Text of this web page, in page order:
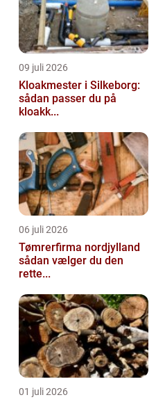
09 juli 2026
Kloakmester i Silkeborg:
sådan passer du på
kloakk...
06 juli 2026
Tømrerfirma nordjylland
sådan vælger du den
rette...
01 juli 2026